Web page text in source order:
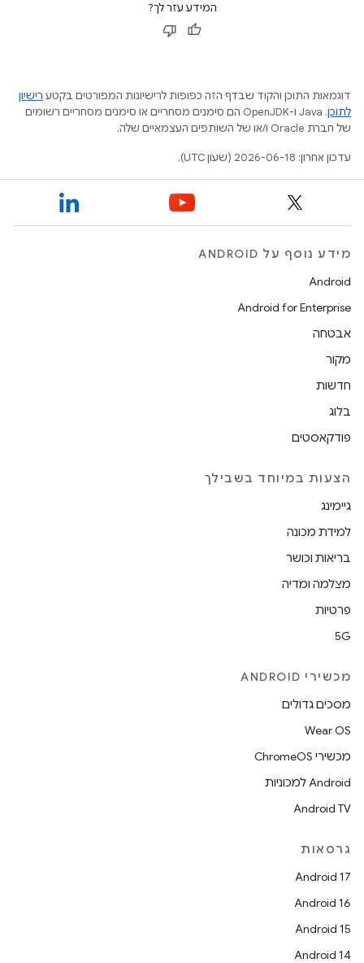
המידע עזר לך?
דוגמאות התוכן והקוד שבדף הזה כפופות לרישיונות המפורטים בקטע רישיון
לתוכן
.‏ Java ו-OpenJDK הם סימנים מסחריים או סימנים מסחריים רשומים
של חברת Oracle ו/או של השותפים העצמאיים שלה.
עדכון אחרון: 2026-06-18 (שעון UTC).
מידע נוסף על ANDROID
Android
Android for Enterprise
אבטחה
מקור
חדשות
בלוג
פודקאסטים
הצעות במיוחד בשבילך
גיימינג
למידת מכונה
בריאות וכושר
מצלמה ומדיה
פרטיות
5G
מכשירי ANDROID
מסכים גדולים
Wear OS
מכשירי ChromeOS
Android למכוניות
Android TV
גרסאות
Android 17
Android 16
Android 15
Android 14